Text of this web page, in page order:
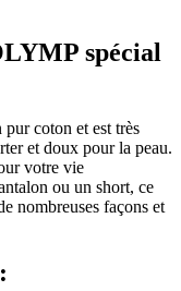
spécial
coton et est très
et doux pour la peau.
votre vie
ou un short, ce
nombreuses façons et